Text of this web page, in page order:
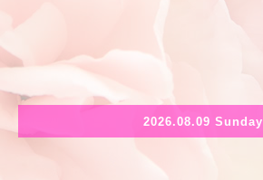
2026.08.09 Sunday